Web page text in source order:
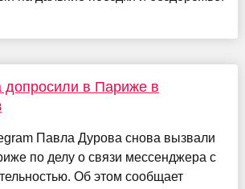
допросили в Париже в
Павла Дурова снова вызвали
по делу о связи мессенджера с
Об этом сообщает